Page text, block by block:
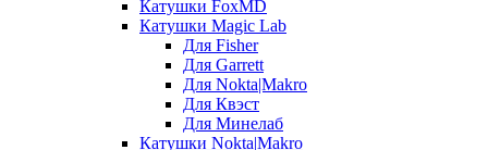
Катушки FoxMD
Катушки Magic Lab
Для Fisher
Для Garrett
Для Nokta|Makro
Для Квэст
Для Минелаб
Катушки Nokta|Makro